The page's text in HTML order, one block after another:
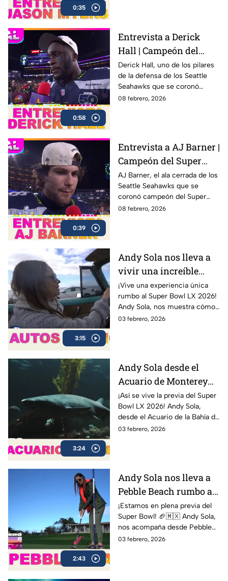
0:35
0:58
Entrevista a Derick
Hall | Campeón del
Super Bowl LX con los
Seahawks
Derick Hall, uno de los pilares
de la defensa de los Seattle
Seahawks que se coronó
campeón del Super Bowl LX 🏆
08 febrero, 2026
0:39
Entrevista a AJ Barner |
Campeón del Super
Bowl LX con los
Seahawks
AJ Barner, el ala cerrada de los
Seattle Seahawks que se
coronó campeón del Super
Bowl LX tras la victoria ante los
08 febrero, 2026
3:15
Andy Sola nos lleva a
vivir una increíble
experiencia en un Bel
Air 1954 | Sola al Super
Bowl
¡Vive una experiencia única
rumbo al Super Bowl LX 2026!
Andy Sola, nos muestra cómo
se vive la previa del Super
03 febrero, 2026
3:24
Andy Sola desde el
Acuario de Monterey
rumbo al Super Bowl |
Sola al Super Bowl
¡Así se vive la previa del Super
Bowl LX 2026! Andy Sola,
desde el Acuario de la Bahía de
Monterey, compartiendo sus
England Patriots.
03 febrero, 2026
2:43
Andy Sola nos lleva a
Pebble Beach rumbo al
Super Bow | Sola al
Super Bowl
¡Estamos en plena previa del
Super Bowl! 🏈🇲🇽 Andy Sola,
nos acompaña desde Pebble
Beach, compartiendo cómo se
03 febrero, 2026